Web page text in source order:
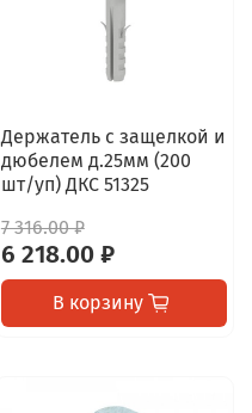
Держатель с защелкой и
дюбелем д.25мм (200
шт/уп) ДКС 51325
7 316.00 ₽
6 218.00 ₽
В корзину